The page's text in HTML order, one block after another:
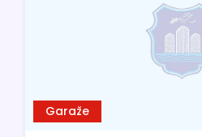
Garaže